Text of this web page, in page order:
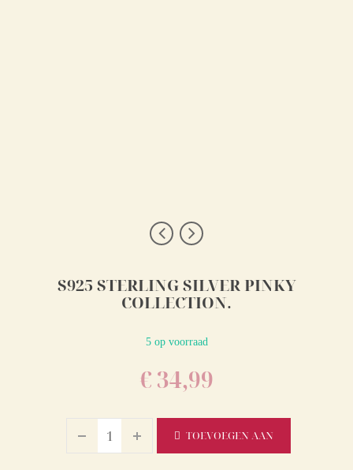
S925 STERLING SILVER PINKY
COLLECTION.
5 op voorraad
€ 34,99
TOEVOEGEN AAN